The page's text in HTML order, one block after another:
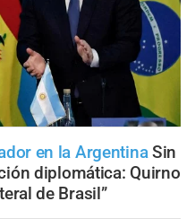
en la Argentina Sin
diplomática: Quirno
de Brasil”